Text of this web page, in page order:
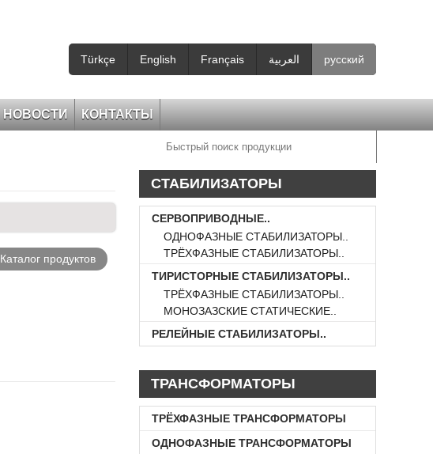
Türkçe English Français العربية русский
НОВОСТИ КОНТАКТЫ
Каталог продуктов
СТАБИЛИЗАТОРЫ
НАПРЯЖЕНИЯ
СЕРВОПРИВОДНЫЕ..
ОДНОФАЗНЫЕ СТАБИЛИЗАТОРЫ..
ТРЁХФАЗНЫЕ СТАБИЛИЗАТОРЫ..
ТИРИСТОРНЫЕ СТАБИЛИЗАТОРЫ..
ТРЁХФАЗНЫЕ СТАБИЛИЗАТОРЫ..
МОНОЗАЗСКИЕ СТАТИЧЕСКИЕ..
РЕЛЕЙНЫЕ СТАБИЛИЗАТОРЫ..
ТРАНСФОРМАТОРЫ
ТРЁХФАЗНЫЕ ТРАНСФОРМАТОРЫ
ОДНОФАЗНЫЕ ТРАНСФОРМАТОРЫ